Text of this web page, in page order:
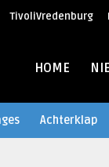
TivoliVredenburg
HOME
Achterklap